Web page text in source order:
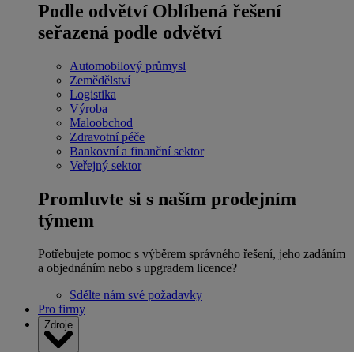
Podle odvětví Oblíbená řešení
seřazená podle odvětví
Automobilový průmysl
Zemědělství
Logistika
Výroba
Maloobchod
Zdravotní péče
Bankovní a finanční sektor
Veřejný sektor
Promluvte si s naším prodejním
týmem
Potřebujete pomoc s výběrem správného řešení, jeho zadáním
a objednáním nebo s upgradem licence?
Sdělte nám své požadavky
Pro firmy
Zdroje